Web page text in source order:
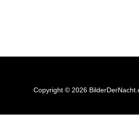
Copyright © 2026